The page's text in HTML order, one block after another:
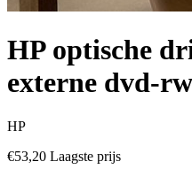
HP optische
externe dvd-
HP
€53,20 Laagste prijs